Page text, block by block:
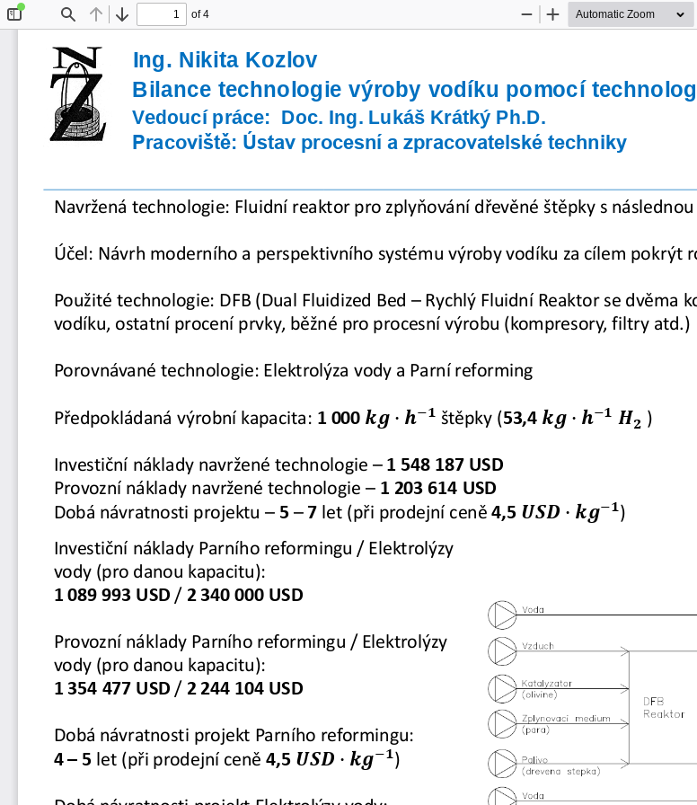
Find Previous
Next
of 4
Zoom
Zoom
Ing. Nikita Kozlov
Bilance technologie výroby vodíku pomocí
Vedoucí práce:  Doc. Ing. Lukáš Krátký Ph.D.
Pracoviště: Ústav procesní a zpracovatelské techniky
Navržená technologie: Fluidní reaktor pro zplyňování dřevěné štěpky s
Účel: Návrh moderního a perspektivního systému výroby vodíku za cílem pokrýt
Použité technologie: DFB (Dual Fluidized   Bed
– Rychlý Fluidní Reaktor se dvěma
vodíku, ostatní procení prvky, běžné pro procesní výrobu (kompresory, filtry atd.)
Porovnávané technologie: Elektrolýza vody a Parní reforming
Předpokládaná výrobní kapacita: 1 000 𝒌𝒌𝒌𝒌 �𝒉𝒉−𝟏𝟏 štěpky (53,4 𝒌𝒌𝒌𝒌 �𝒉𝒉−𝟏𝟏 𝑯𝑯𝟐𝟐 )
Investiční náklady navržené technologie – 1 548 187 USD
Provozní náklady navržené technologie – 1 203 614 USD
Dobá návratnosti projektu – 5 – 7 let (při prodejní ceně 4,5 𝑼𝑼𝑼𝑼𝑼𝑼 �𝒌𝒌𝒌𝒌
−𝟏𝟏)
Investiční náklady Parního reformingu / Elektrolýzy
vody (pro danou kapacitu):
1 089 993 USD / 2 340 000 USD
Provozní náklady Parního reformingu / Elektrolýzy
vody (pro danou kapacitu):
1 354 477 USD / 2 244 104 USD
Dobá návratnosti projekt Parního reformingu:
4 – 5 let (při prodejní ceně 4,5 𝑼𝑼𝑼𝑼𝑼𝑼 �𝒌𝒌𝒌𝒌
−𝟏𝟏)